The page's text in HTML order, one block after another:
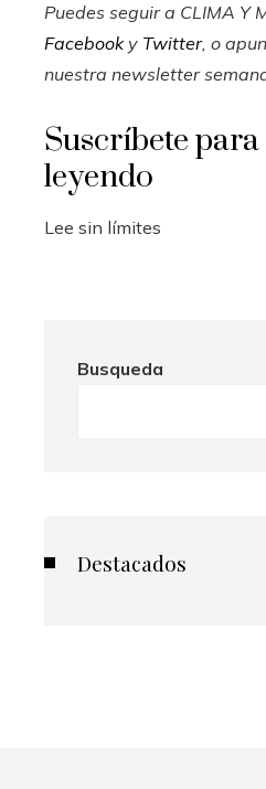
Puedes seguir a CLIMA Y
Facebooky Twitter, o
nuestra newsletter
Suscríbete
leyendo
Lee sin límites
Busqueda
Destacados